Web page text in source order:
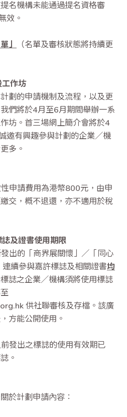
名機構未能通過提名資格審
效。
」
（名單及審核狀態將持續更
作坊
劃的申請機制及流程，以及更
們將於4月至6月期間舉辦一系
坊。首三場網上簡介會將於4
邀有興趣參與計劃的企業／機
多。
申請費用為港幣800元，由申
交，概不退還，亦不適用於稅
及證書使用期限
出的「商界展關懷」／「同心
續參與嘉許標誌及相關證書均
誌之企業／機構須將使用標誌
供社聯審核及存檔。該廣
方能公開使用。
發出之標誌的使用有效期已
。
於計劃申請內容：